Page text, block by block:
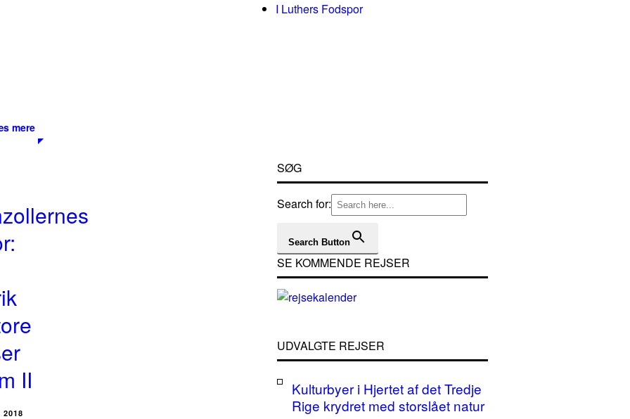
I Luthers Fodspor
mere
II
2018
SØG
Search for:
Search Button
SE KOMMENDE REJSER
UDVALGTE REJSER
Kulturbyer i Hjertet af det Tredje
Rige krydret med storslået natur